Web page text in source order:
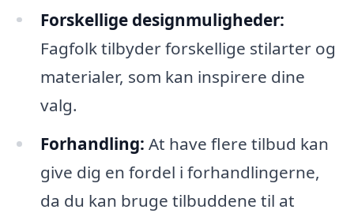
Forskellige designmuligheder:
Fagfolk tilbyder forskellige stilarter og
materialer, som kan inspirere dine
valg.
Forhandling: At have flere tilbud kan
give dig en fordel i forhandlingerne,
da du kan bruge tilbuddene til at